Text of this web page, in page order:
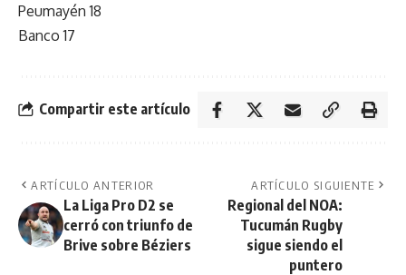
Peumayén 18
Banco 17
Compartir este artículo
ARTÍCULO ANTERIOR
La Liga Pro D2 se
cerró con triunfo de
Brive sobre Béziers
ARTÍCULO SIGUIENTE
Regional del NOA:
Tucumán Rugby
sigue siendo el
puntero